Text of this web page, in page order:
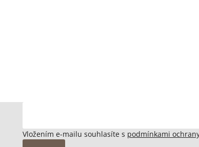
Vložením e-mailu souhlasíte s podmínkami